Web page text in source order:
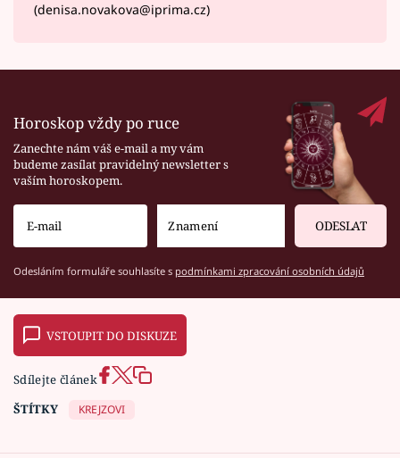
(denisa.novakova@iprima.cz)
Horoskop vždy po ruce
Zanechte nám váš e-mail a my vám
budeme zasílat pravidelný newsletter s
vaším horoskopem.
ODESLAT
Odesláním formuláře souhlasíte s podmínkami zpracování osobních údajů
VSTOUPIT DO DISKUZE
Sdílejte článek
ŠTÍTKY
KREJZOVI